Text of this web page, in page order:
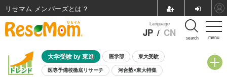
menu
Language
JP / CN search
大学受験 by 東進 医学部 東大受験
医専予備校徹底リサーチ 河合塾×東大特集
リセマム メンバーズ